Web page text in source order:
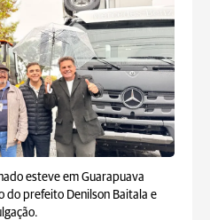
esteve em Guarapuava
do prefeito Denilson Baitala e